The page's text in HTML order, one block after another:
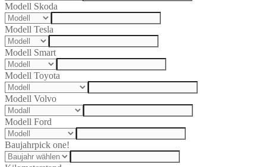
Modell Skoda
Modell Tesla
Modell Smart
Modell Toyota
Modell Volvo
Modell Ford
Baujahrpick one!